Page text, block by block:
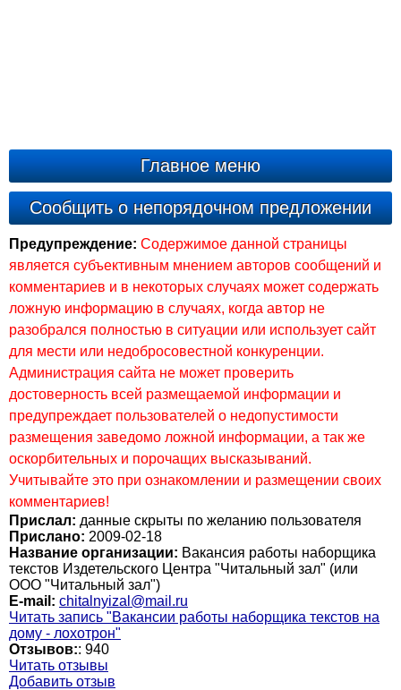
Главное меню
Сообщить о непорядочном предложении
Предупреждение: Содержимое данной страницы
является субъективным мнением авторов сообщений и
комментариев и в некоторых случаях может содержать
ложную информацию в случаях, когда автор не
разобрался полностью в ситуации или использует сайт
для мести или недобросовестной конкуренции.
Администрация сайта не может проверить
достоверность всей размещаемой информации и
предупреждает пользователей о недопустимости
размещения заведомо ложной информации, а так же
оскорбительных и порочащих высказываний.
Учитывайте это при ознакомлении и размещении своих
комментариев!
Прислал: данные скрыты по желанию пользователя
Прислано: 2009-02-18
Название организации: Вакансия работы наборщика
текстов Издетельского Центра "Читальный зал" (или
ООО "Читальный зал")
E-mail: chitalnyizal@mail.ru
Читать запись "Вакансии работы наборщика текстов на
дому - лохотрон"
Отзывов:: 940
Читать отзывы
Добавить отзыв